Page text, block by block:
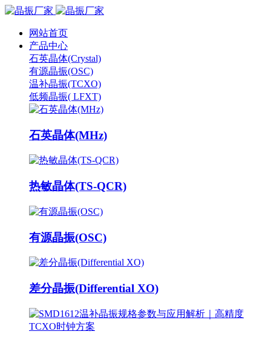
网站首页
产品中心
石英晶体(Crystal)
有源晶振(OSC)
温补晶振(TCXO)
低频晶振( LFXT)
石英晶体(MHz)
热敏晶体(TS-QCR)
有源晶振(OSC)
差分晶振(Differential XO)